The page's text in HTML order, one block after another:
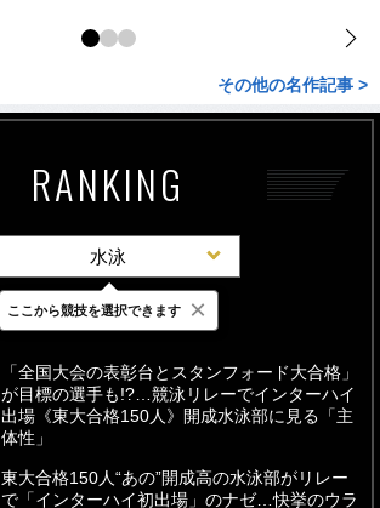
その他の名作記事 >
RANKING
水泳
最新 24時間 週間
「全国大会の表彰台とスタンフォード大合格」
が目標の選手も!?…競泳リレーでインターハイ
出場《東大合格150人》開成水泳部に見る「主
体性」
東大合格150人“あの”開成高の水泳部がリレー
で「インターハイ初出場」のナゼ…快挙のウラ
ここから競技を選択できます ×